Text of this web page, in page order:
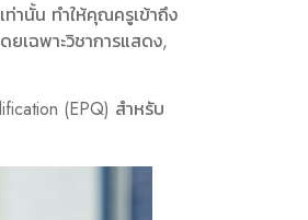
ท่านั้น ทำให้คุณครูเข้าถึง
เฉพาะวิชาการแสดง,
(EPQ) สำหรับ